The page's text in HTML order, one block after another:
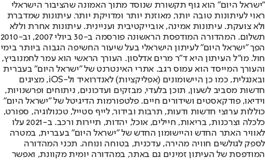
"ישראל היום" הוא גוף תקשורת שנוסד מתוך האמונה שהציבור הישראלי
ראוי לעיתונות טובה יותר, מאוזנת יותר ומדויקת יותר. עיתונות שמדברת
ולא צועקת. עיתונות אמינה, אובייקטיבית ועניינית. עיתונות אחרת וללא
תשלום. המהדורה המודפסת הראשונה פורסמה ב-30 ביולי 2007, וב-2010
הפך "ישראל היום" לעיתון הישראלי בעל שיעור החשיפה הגבוה ביותר בימי
חול. מו"ל העיתון היא ד"ר מרים אדלסון. העורך הראשי הוא עמר לחמנוביץ,
והעורך המייסד הוא עמוס רגב. אתרי האינטרנט של "ישראל היום" בעברית
ובאנגלית, כמו כן היישומונים (אפליקציות) לאנדרואיד ול-iOS, מציגים
חדשות מסביב לשעון, תוכן בלעדי, מבזקים ועדכונים, ניתוחים ופרשנויות,
וידיאו, פודקאסטים ושידורים חיים. פלטפורמות הדיגיטל של "ישראל היום"
כוללות ערוצי חדשות ודעות, תרבות ובידור, לייף סטייל, טכנולוגיה, ספורט,
כלכלה וצרכנות, בריאות, חיילים, אוכל, יהדות, תיירות ורכב. ב-2021 עלו
לאוויר האתר החדש והיישומון החדש של "ישראל היום" בעברית, במטרה
לספק לגולשים חוויה מהירה, עדכנית, בטוחה ונוחה. תכני המהדורה
המודפסת של העיתון זמינים גם באתר, במהדורה יומית מקוונת, ואפשר